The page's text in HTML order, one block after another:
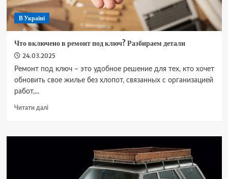
В Україні
Что включено в ремонт под ключ? Разбираем детали
24.03.2025
Ремонт под ключ – это удобное решение для тех, кто хочет
обновить свое жилье без хлопот, связанных с организацией
работ,...
Читати даліДокладніше
включено